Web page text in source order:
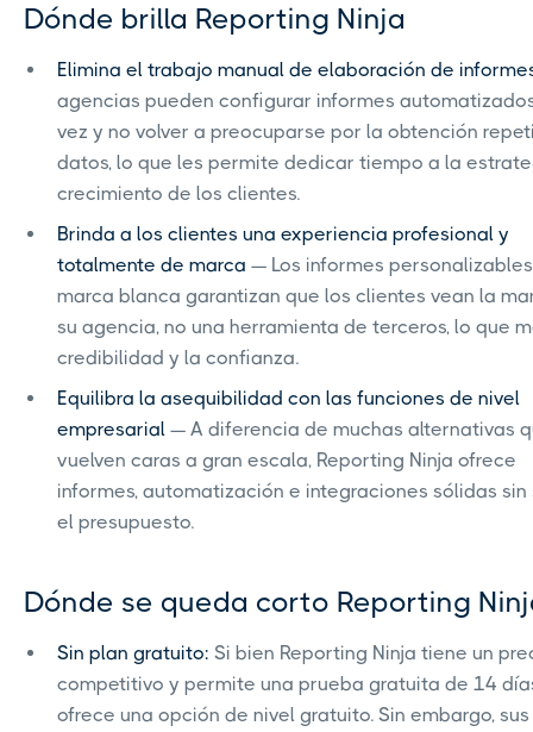
Dónde brilla Reporting Ninja
Elimina el trabajo manual de elaboración de
agencias pueden configurar informes
vez y no volver a preocuparse por la obtención
datos, lo que les permite dedicar tiempo a la
crecimiento de los clientes.
Brinda a los clientes una experiencia profesional y
totalmente de marca — Los informes
marca blanca garantizan que los clientes vean la
su agencia, no una herramienta de terceros, lo que
credibilidad y la confianza.
Equilibra la asequibilidad con las funciones de nivel
empresarial — A diferencia de muchas alternativas
vuelven caras a gran escala, Reporting Ninja ofrece
informes, automatización e integraciones sólidas sin
el presupuesto.
Dónde se queda corto Reporting
Sin plan gratuito: Si bien Reporting Ninja tiene un
competitivo y permite una prueba gratuita de 14
ofrece una opción de nivel gratuito. Sin embargo, sus